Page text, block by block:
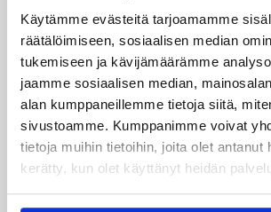
Käytämme evästeitä tarjoamamme
räätälöimiseen, sosiaalisen median
tukemiseen ja kävijämäärämme
jaamme sosiaalisen median,
alan kumppaneillemme tietoja siitä,
sivustoamme. Kumppanimme voivat
tietoja muihin tietoihin, joita olet antanut
kerätty, kun olet käyttänyt heidän
3×3 08.08.2026 22:58
Suomea edustavat 3×3-
joukkueet aloittivat
-urakkansa